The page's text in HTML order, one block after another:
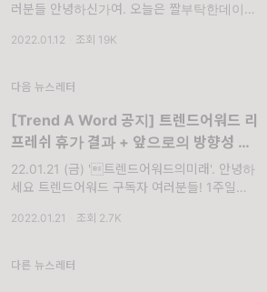
러분들 안녕하신가여. 오늘은 짤부탁한데이로
더에서 만든 손절각 테스트를 해봤는데 너무 재
2022.01.12 조회 19K
다음 뉴스레터
[Trend A Word 공지] 트렌드어워드 리
프레쉬 휴가 결과 + 앞으로의 방향성 공
지
22.01.21 (금) '트렌드어워드의미래'. 안녕하
세요 트렌드어워드 구독자 여러분들! 1주일이
셨나요? 저는 1주일 동안 여러분들 생각에 밤
2022.01.21 조회 2.7K
다른 뉴스레터